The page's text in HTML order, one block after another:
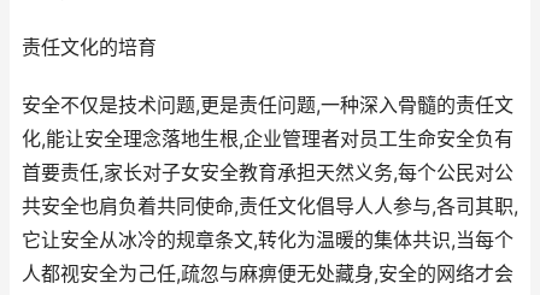
责任文化的培育
安全不仅是技术问题,更是责任问题,一种深入骨髓的责任文
化,能让安全理念落地生根,企业管理者对员工生命安全负有
首要责任,家长对子女安全教育承担天然义务,每个公民对公
共安全也肩负着共同使命,责任文化倡导人人参与,各司其职,
它让安全从冰冷的规章条文,转化为温暖的集体共识,当每个
人都视安全为己任,疏忽与麻痹便无处藏身,安全的网络才会